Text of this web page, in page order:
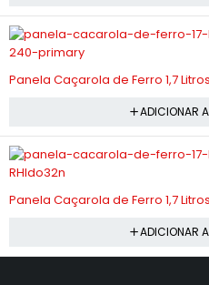
Panela Caçarola de Ferro 1,7
ADICIONAR
Panela Caçarola de Ferro 1,7
ADICIONAR